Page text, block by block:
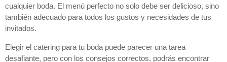
cualquier boda. El menú perfecto no solo debe ser delicioso, sino
también adecuado para todos los gustos y necesidades de tus
invitados.
Elegir el catering para tu boda puede parecer una tarea
desafiante, pero con los consejos correctos, podrás encontrar